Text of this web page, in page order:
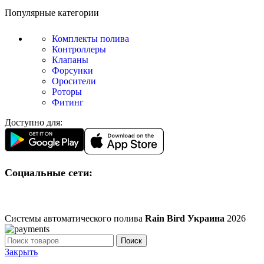
Популярные категории
Комплекты полива
Контроллеры
Клапаны
Форсунки
Оросители
Роторы
Фитинг
Доступно для:
Социальные сети:
Системы автоматического полива Rain Bird Украина 2026
Поиск
Закрыть